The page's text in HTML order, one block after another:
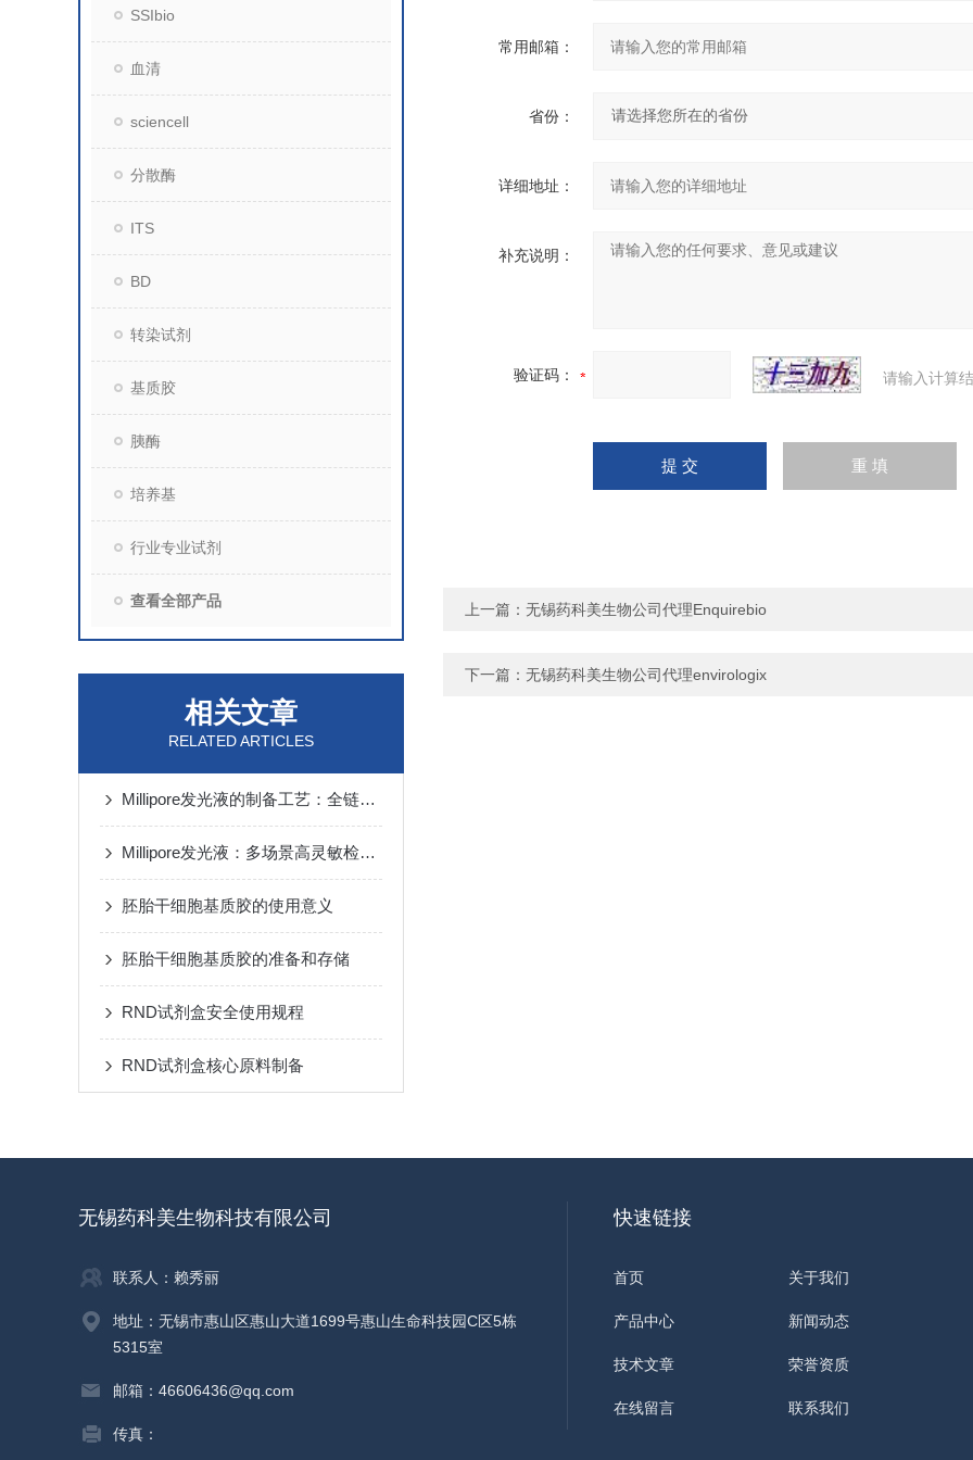
SSIbio
血清
sciencell
分散酶
ITS
BD
转染试剂
基质胶
胰酶
培养基
行业专业试剂
查看全部产品
相关文章
RELATED ARTICLES
Millipore发光液的制备工艺：全链路质控保障检测性能稳定
Millipore发光液：多场景高灵敏检测的核心试剂支撑
胚胎干细胞基质胶的使用意义
胚胎干细胞基质胶的准备和存储
RND试剂盒安全使用规程
RND试剂盒核心原料制备
常用邮箱：
省份：
详细地址：
补充说明：
验证码： 请输入计算
上一篇： 无锡药科美生物公司代理Enquirebio
下一篇： 无锡药科美生物公司代理envirologix
无锡药科美生物科技有限公司
联系人：赖秀丽
地址：无锡市惠山区惠山大道1699号惠山生命科技园C区5栋
5315室
邮箱：46606436@qq.com
传真：
快速链接
首页 关于我们
产品中心 新闻动态
技术文章 荣誉资质
在线留言 联系我们